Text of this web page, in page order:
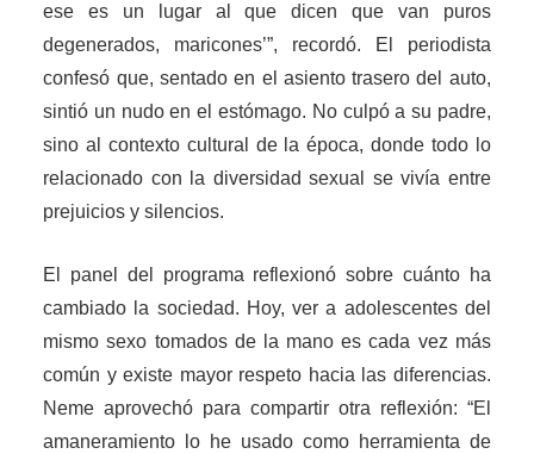
ese es un lugar al que dicen que van puros
degenerados, maricones’”, recordó. El periodista
confesó que, sentado en el asiento trasero del auto,
sintió un nudo en el estómago. No culpó a su padre,
sino al contexto cultural de la época, donde todo lo
relacionado con la diversidad sexual se vivía entre
prejuicios y silencios.
El panel del programa reflexionó sobre cuánto ha
cambiado la sociedad. Hoy, ver a adolescentes del
mismo sexo tomados de la mano es cada vez más
común y existe mayor respeto hacia las diferencias.
Neme aprovechó para compartir otra reflexión: “El
amaneramiento lo he usado como herramienta de